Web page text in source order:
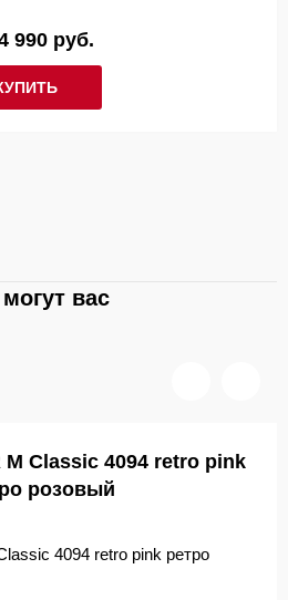
990 руб.
вас
M Classic 4094 retro pink
розовый